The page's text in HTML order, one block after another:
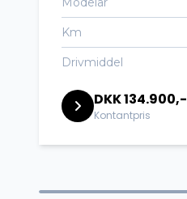
Km
Drivmiddel
DKK 134.900,-
Kontantpris